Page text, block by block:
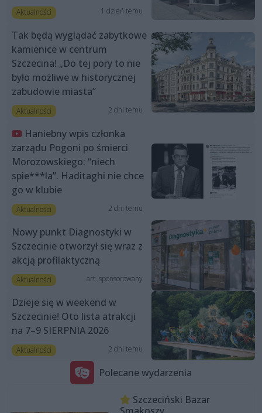
Aktualności 1 dzień temu
Tak będą wyglądać zabytkowe
kamienice w centrum
Szczecina! „Do tej pory to nie
było możliwe w historycznej
zabudowie miasta”
Aktualności 2 dni temu
Haniebny wpis członka
zarządu Pogoni po śmierci
Morozowskiego: “niech
spie***la”. Haditaghi nie chce
go w klubie
Aktualności 2 dni temu
Nowy punkt Diagnostyki w
Szczecinie otworzył się wraz z
akcją profilaktyczną
Aktualności art. sponsorowany
Dzieje się w weekend w
Szczecinie! Oto lista atrakcji
na 7–9 SIERPNIA 2026
Aktualności 2 dni temu
Polecane wydarzenia
Szczeciński Bazar